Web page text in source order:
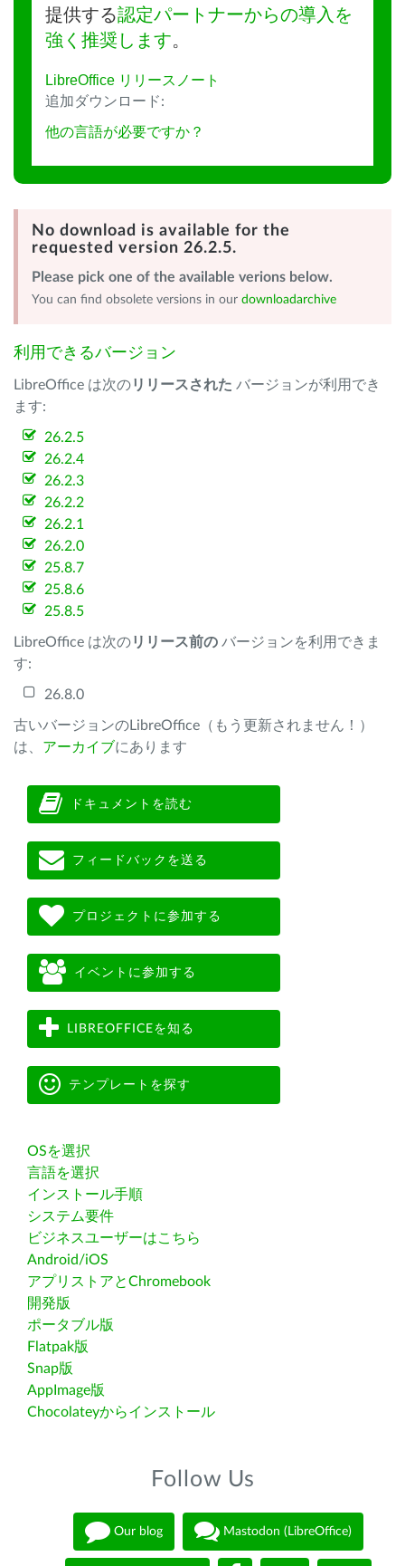
提供する認定パートナーからの導入を
強く推奨します。
LibreOffice リリースノート
追加ダウンロード:
他の言語が必要ですか？
No download is available for the
requested version 26.2.5.
Please pick one of the available verions below.
You can find obsolete versions in our downloadarchive
利用できるバージョン
LibreOffice は次のリリースされた バージョンが利用でき
ます:
26.2.5
26.2.4
26.2.3
26.2.2
26.2.1
26.2.0
25.8.7
25.8.6
25.8.5
LibreOffice は次のリリース前の バージョンを利用できま
す:
26.8.0
古いバージョンのLibreOffice（もう更新されません！）
は、 アーカイブにあります
ドキュメントを読む
フィードバックを送る
プロジェクトに参加する
イベントに参加する
LIBREOFFICEを知る
テンプレートを探す
OSを選択
言語を選択
インストール手順
システム要件
ビジネスユーザーはこちら
Android/iOS
アプリストアとChromebook
開発版
ポータブル版
Flatpak版
Snap版
AppImage版
Chocolateyからインストール
Follow Us
Our blog Mastodon (LibreOffice)